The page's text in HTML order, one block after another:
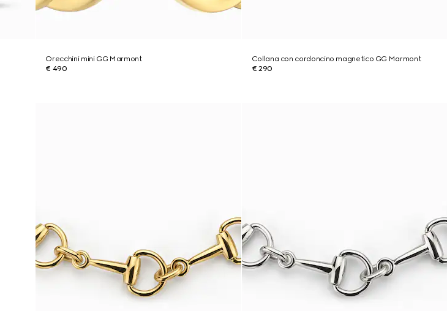
Orecchini mini GG Marmont
€ 490
Collana con cordoncino magnetico GG Marmont
€ 290